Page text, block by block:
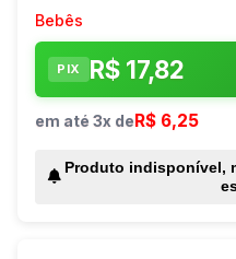
Bebês
PIX R$ 17,82
em até 3x deR$ 6,25
Produto indisponível,